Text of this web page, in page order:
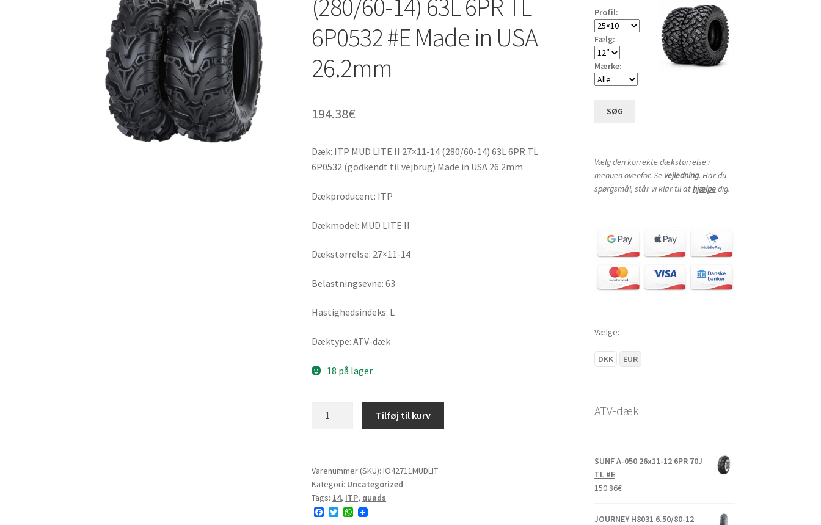
(280/60-14) 63L 6PR TL
6P0532 #E Made in USA
26.2mm
194.38€
Dæk: ITP MUD LITE II 27×11-14 (280/60-14) 63L 6PR TL
6P0532 (godkendt til vejbrug) Made in USA 26.2mm
Dækproducent: ITP
Dækmodel: MUD LITE II
Dækstørrelse: 27×11-14
Belastningsevne: 63
Hastighedsindeks: L
Dæktype: ATV-dæk
18 på lager
27x11-
14
(280/60-
14)
Tilføj til kurv
Varenummer (SKU):IO42711MUDLIT
Kategori: Uncategorized
Tags: 14, ITP, quads
F
T
W
Profil:
Fælg:
Mærke:
SØG
Vælg den korrekte dækstørrelse i
menuen ovenfor. Se vejledning. Har du
spørgsmål, står vi klar til athjælpedig.
Vælge:
DKK EUR
ATV-dæk
SUNF A-050 26x11-12 6PR 70J
TL #E
150.86€
JOURNEY H8031 6.50/80-12